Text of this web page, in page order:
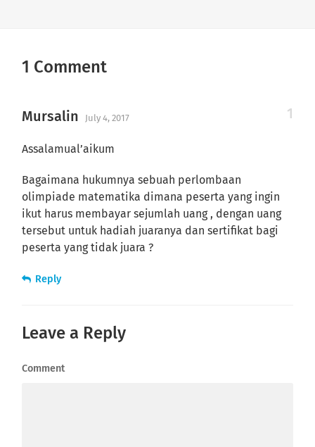
1 Comment
Mursalin July 4, 2017
Assalamual’aikum
Bagaimana hukumnya sebuah perlombaan
olimpiade matematika dimana peserta yang ingin
ikut harus membayar sejumlah uang , dengan uang
tersebut untuk hadiah juaranya dan sertifikat bagi
peserta yang tidak juara ?
Reply
Leave a Reply
Comment